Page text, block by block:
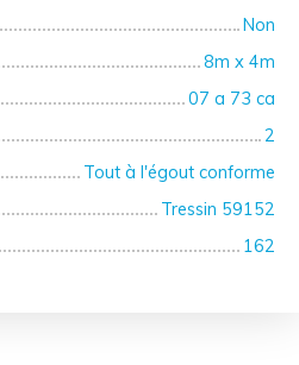
Non
8m x 4m
07 a 73 ca
2
Tout à l'égout conforme
Tressin 59152
162